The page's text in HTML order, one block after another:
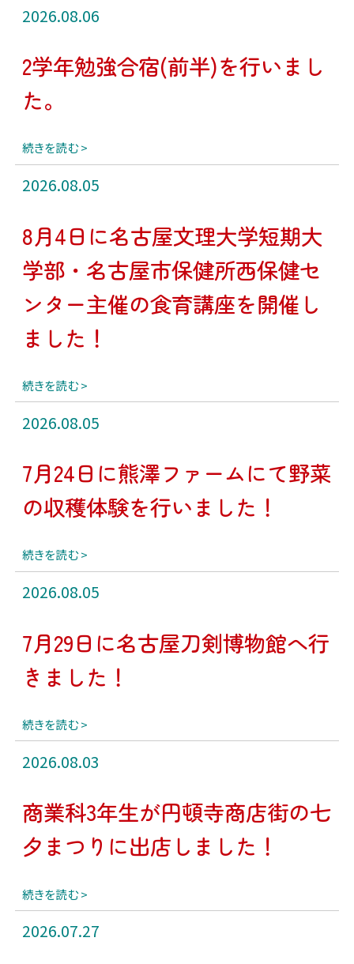
2026.08.06
2学年勉強合宿(前半)を行いまし
た。
続きを読む
2026.08.05
8月4日に名古屋文理大学短期大
学部・名古屋市保健所西保健セ
ンター主催の食育講座を開催し
ました！
続きを読む
2026.08.05
7月24日に熊澤ファームにて野菜
の収穫体験を行いました！
続きを読む
2026.08.05
7月29日に名古屋刀剣博物館へ行
きました！
続きを読む
2026.08.03
商業科3年生が円頓寺商店街の七
夕まつりに出店しました！
続きを読む
2026.07.27